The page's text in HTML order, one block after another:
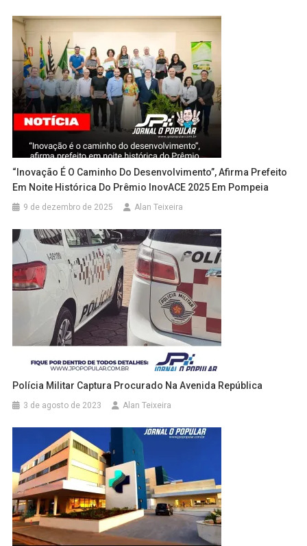
“Inovação É O Caminho Do Desenvolvimento”, Afirma Prefeito
Em Noite Histórica Do Prêmio InovACE 2025 Em Pompeia
9 de dezembro de 2025 Alan Teixeira
Polícia Militar Captura Procurado Na Avenida República
3 de agosto de 2023 Alan Teixeira